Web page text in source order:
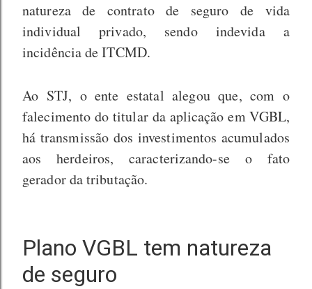
natureza de contrato de seguro de vida
individual privado, sendo indevida a
incidência de ITCMD.
Ao STJ, o ente estatal alegou que, com o
falecimento do titular da aplicação em VGBL,
há transmissão dos investimentos acumulados
aos herdeiros, caracterizando-se o fato
gerador da tributação.
Plano VGBL tem natureza
de seguro